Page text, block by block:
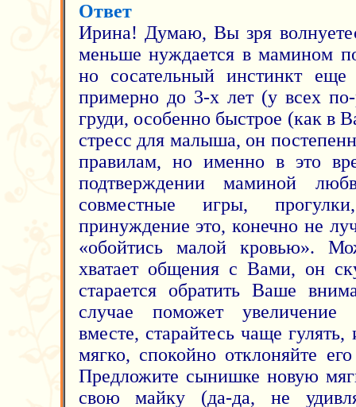
Ответ
Ирина! Думаю, Вы зря
меньше нуждается в мамином
но сосательный инстинкт еще
примерно до 3-х лет (у всех
груди, особенно быстрое (как в
стресс для малыша, он
правилам, но именно в это
подтверждении маминой
совместные игры,
принуждение это, конечно не
«обойтись малой кровью».
хватает общения с Вами, он
старается обратить Ваше
случае поможет увеличение
вместе, старайтесь чаще гулять,
мягко, спокойно отклоняйте
Предложите сынишке новую
свою майку (да-да, не